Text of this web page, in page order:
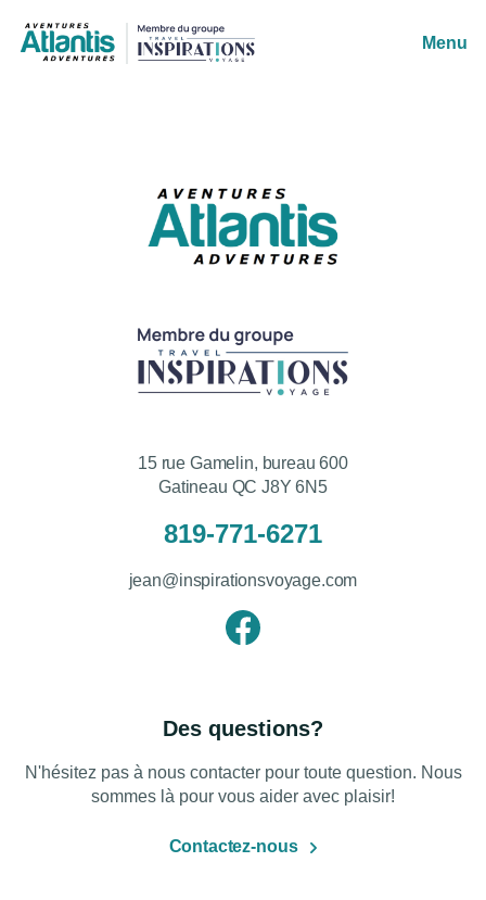
Menu
15 rue Gamelin, bureau 600
Gatineau QC J8Y 6N5
819-771-6271
jean@inspirationsvoyage.com
Des questions?
N'hésitez pas à nous contacter pour toute question. Nous
sommes là pour vous aider avec plaisir!
Contactez-nous